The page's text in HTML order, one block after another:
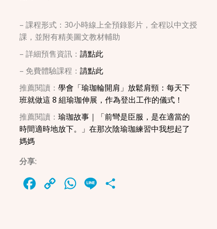
– 課程形式：30小時線上全預錄影片，全程以中文授
課，並附有精美圖文教材輔助
– 詳細預售資訊：請點此
– 免費體驗課程：請點此
推薦閱讀：學會「瑜珈輪開肩」放鬆肩頸：每天下
班就做這 8 組瑜珈伸展，作為登出工作的儀式！
推薦閱讀：瑜珈故事｜「前彎是臣服，是在適當的
時間適時地放下。」在那次陰瑜珈練習中我想起了
媽媽
分享:
Facebook
Copy
WhatsApp
Line